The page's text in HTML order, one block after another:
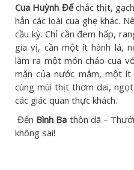
Cua Huỳnh Đếchắc thịt,
hẳn các loài cua ghẹ khác.
cầu kỳ. Chỉ cần đem hấp,
gia vị, cần một ít hành lá,
làm ra một món cháo cua
mặn của nước mắm, một
cùng mùi thịt thơm dai,
các giác quan thực khách.
Đến Bình Ba thôn dã –
không sai!